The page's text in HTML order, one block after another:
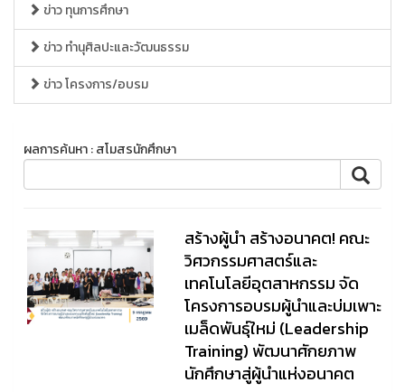
ข่าว ทุนการศึกษา
ข่าว ทำนุศิลปะและวัฒนธรรม
ข่าว โครงการ/อบรม
ผลการค้นหา : สโมสรนักศึกษา
สร้างผู้นำ สร้างอนาคต! คณะ
วิศวกรรมศาสตร์และ
เทคโนโลยีอุตสาหกรรม จัด
โครงการอบรมผู้นำและบ่มเพาะ
เมล็ดพันธุ์ใหม่ (Leadership
Training) พัฒนาศักยภาพ
นักศึกษาสู่ผู้นำแห่งอนาคต